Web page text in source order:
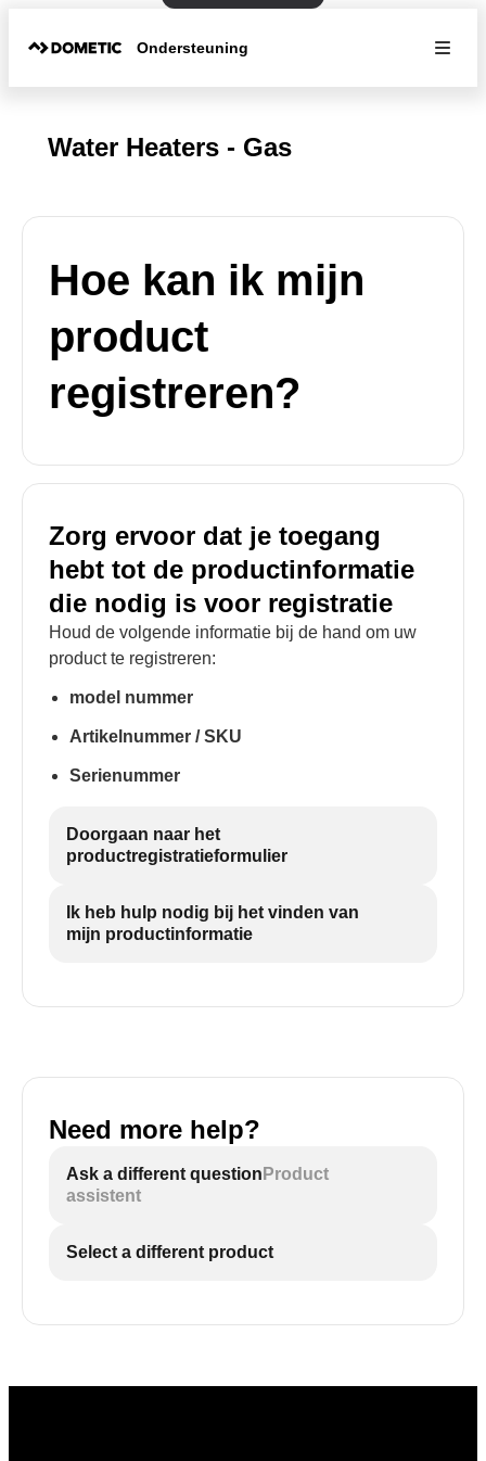
Ondersteuning
Water Heaters - Gas
Hoe kan ik mijn
product
registreren?
Zorg ervoor dat je toegang
hebt tot de productinformatie
die nodig is voor registratie
Houd de volgende informatie bij de hand om uw
product te registreren:
model nummer
Artikelnummer / SKU
Serienummer
Doorgaan naar het
productregistratieformulier
Ik heb hulp nodig bij het vinden van
mijn productinformatie
Need more help?
Ask a different question Product
assistent
Select a different product